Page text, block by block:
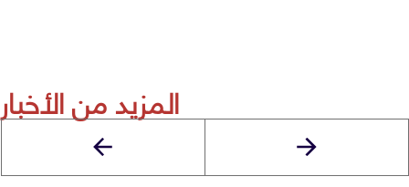
المزيد من الأخبار